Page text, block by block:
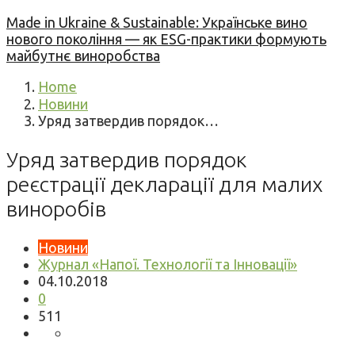
Made in Ukraine & Sustainable: Українське вино
нового покоління — як ESG-практики формують
майбутнє виноробства
Home
Новини
Уряд затвердив порядок…
Уряд затвердив порядок
реєстрації декларації для малих
виноробів
Новини
Журнал «Напої. Технології та Інновації»
04.10.2018
0
511